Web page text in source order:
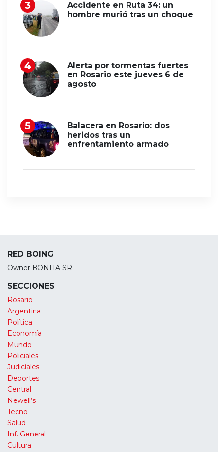
Accidente en Ruta 34: un
hombre murió tras un choque
Alerta por tormentas fuertes
en Rosario este jueves 6 de
agosto
Balacera en Rosario: dos
heridos tras un
enfrentamiento armado
RED BOING
Owner BONITA SRL
SECCIONES
Rosario
Argentina
Política
Economía
Mundo
Policiales
Judiciales
Deportes
Central
Newell’s
Tecno
Salud
Inf. General
Cultura